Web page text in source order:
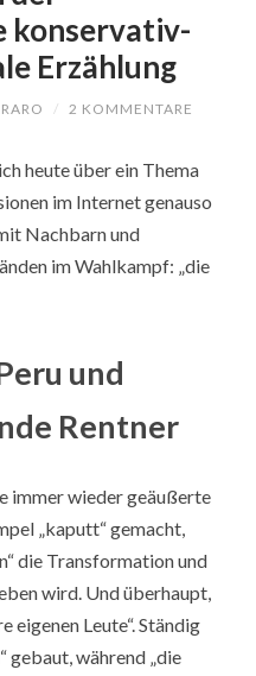
konservativ-
Erzählung
/ 2 KOMMENTARE
heute über ein Thema
im Internet genauso
Nachbarn und
im Wahlkampf: „die
und
Rentner
immer wieder geäußerte
„kaputt“ gemacht,
die Transformation und
wird. Und überhaupt,
eigenen Leute“. Ständig
gebaut, während „die